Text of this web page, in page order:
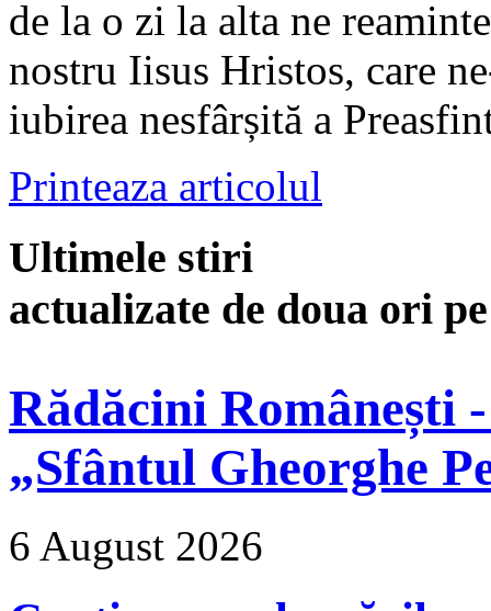
de la o zi la alta ne
nostru Iisus Hristos, care
iubirea nesfârșită a
Printeaza articolul
Ultimele stiri
actualizate de doua ori
Rădăcini Românești
„Sfântul Gheorghe
6 August 2026